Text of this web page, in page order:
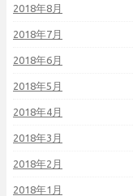
2018年8月
2018年7月
2018年6月
2018年5月
2018年4月
2018年3月
2018年2月
2018年1月